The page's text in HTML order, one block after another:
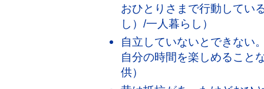
おひとりさまで行動してい
し）/一人暮らし）
自立していないとできない
自分の時間を楽しめること
供）